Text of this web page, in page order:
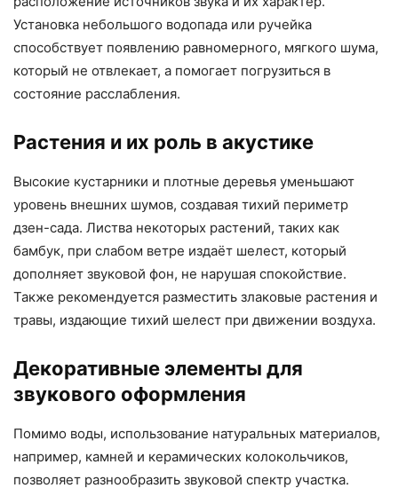
Установка небольшого водопада или ручейка
способствует появлению равномерного, мягкого шума,
который не отвлекает, а помогает погрузиться в
состояние расслабления.
Растения и их роль в акустике
Высокие кустарники и плотные деревья уменьшают
уровень внешних шумов, создавая тихий периметр
дзен-сада. Листва некоторых растений, таких как
бамбук, при слабом ветре издаёт шелест, который
дополняет звуковой фон, не нарушая спокойствие.
Также рекомендуется разместить злаковые растения и
травы, издающие тихий шелест при движении воздуха.
Декоративные элементы для
звукового оформления
Помимо воды, использование натуральных материалов,
например, камней и керамических колокольчиков,
позволяет разнообразить звуковой спектр участка.